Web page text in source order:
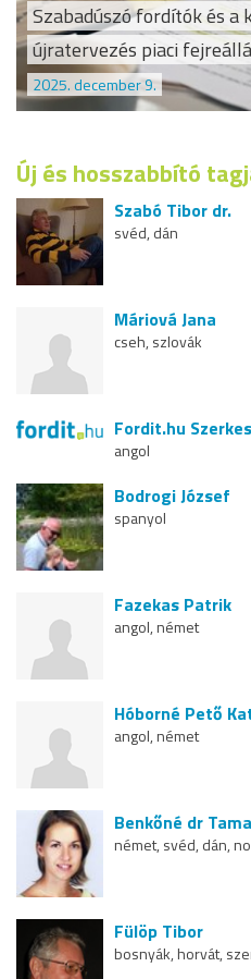
Szabadúszó fordítók és a
újratervezés piaci
2025. december 9.
Új és hosszabbító
Szabó Tibor dr.
svéd, dán
Máriová Jana
cseh, szlovák
Fordit.hu
angol
Bodrogi József
spanyol
Fazekas Patrik
angol, német
Hóborné Pető
angol, német
Benkőné dr
német, svéd, dán,
Fülöp Tibor
bosnyák, horvát,